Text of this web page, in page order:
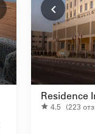
Residence
4.5 (223